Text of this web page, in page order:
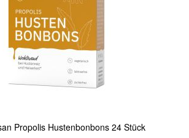
Propolis Hustenbonbons 24 Stück